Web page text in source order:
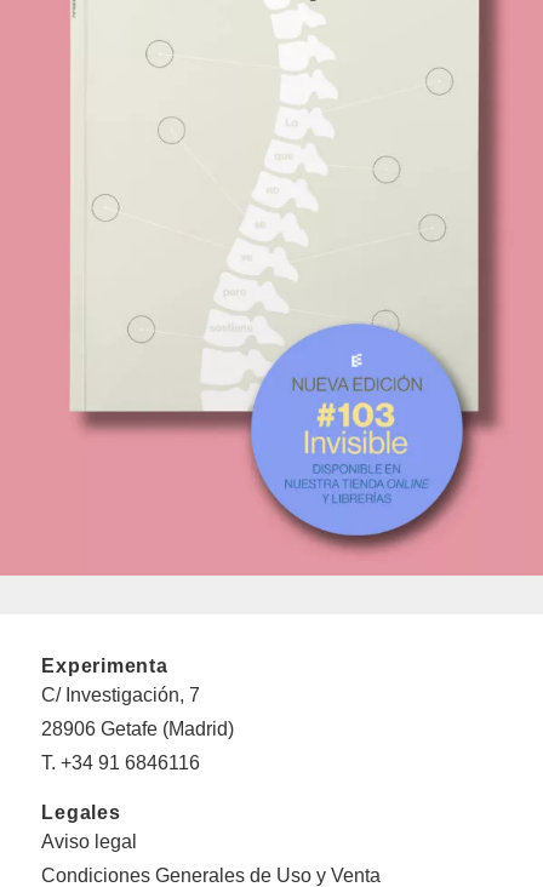
Experimenta
C/ Investigación, 7
28906 Getafe (Madrid)
T. +34 91 6846116
Legales
Aviso legal
Condiciones Generales de Uso y Venta